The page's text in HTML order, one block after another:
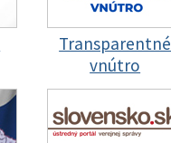
Transparentné
vnútro